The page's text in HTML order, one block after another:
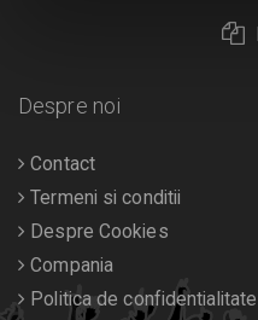
Despre noi
Contact
Termeni si conditii
Despre Cookies
Compania
Politica de confidentialitate